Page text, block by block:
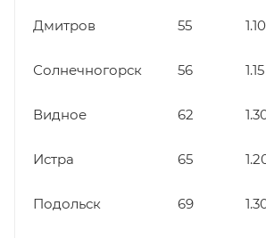
Дмитров 55 1.10
Солнечногорск 56 1.15
Видное 62
Истра 65
Подольск 69